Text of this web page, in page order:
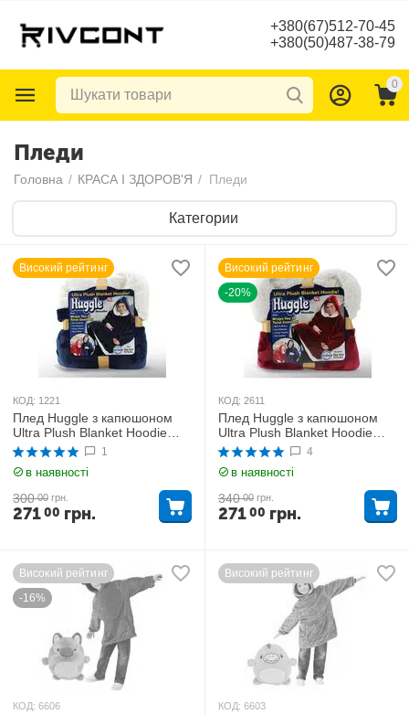
+380(67)512-70-45
+380(50)487-38-79
0
Пледи
Головна / КРАСА І ЗДОРОВ'Я / Пледи
Категории
Високий рейтинг
КОД: 1221
Плед Huggle з капюшоном
Ultra Plush Blanket Hoodie
Синій
1
в наявності
300 00 грн.
27100 грн.
Високий рейтинг
-20%
КОД: 2611
Плед Huggle з капюшоном
Ultra Plush Blanket Hoodie
Червоний
4
в наявності
340 00 грн.
27100 грн.
Високий рейтинг
-16%
КОД: 6606
Високий рейтинг
КОД: 6603